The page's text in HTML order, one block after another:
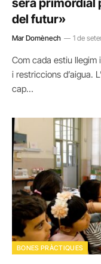
del futur»
Mar Domènech 1 de
Com cada estiu
i restriccions d’aigua.
cap…
BONES PRÀCTIQUES